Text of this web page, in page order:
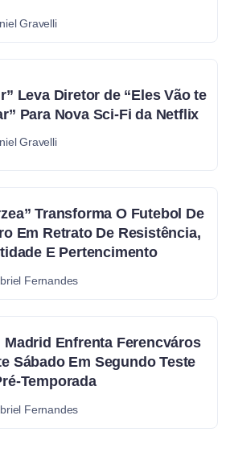
Gravelli
Leva Diretor de “Eles Vão te
Para Nova Sci-Fi da Netflix
Gravelli
Transforma O Futebol De
Em Retrato De Resistência,
E Pertencimento
Fernandes
Madrid Enfrenta Ferencváros
Sábado Em Segundo Teste
Temporada
Fernandes